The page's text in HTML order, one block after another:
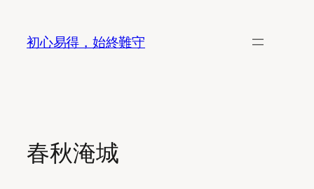
content
初心易得，始終難守
春秋淹城